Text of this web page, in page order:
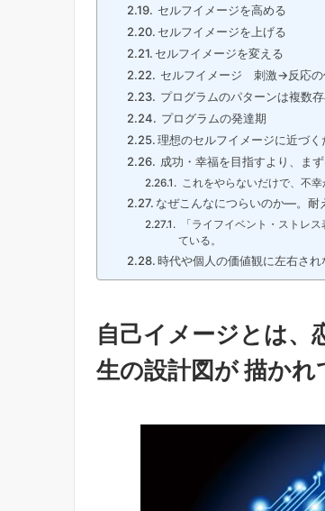
セルフイメージを高める
セルフイメージを上げる
セルフイメージを変える
セルフイメージ 刺激→反応の
プログラムのパターンは複数
プログラムの発達期
理想のセルフイメージに近づく
成功・幸福を目指すより、ま
これをやらないだけで、不
なぜこんなにつらいのか―。耐
「ライフイベント・ストレ
ている。
時代や個人の価値観に左右さ
自己イメージとは、
生の設計図が 描か